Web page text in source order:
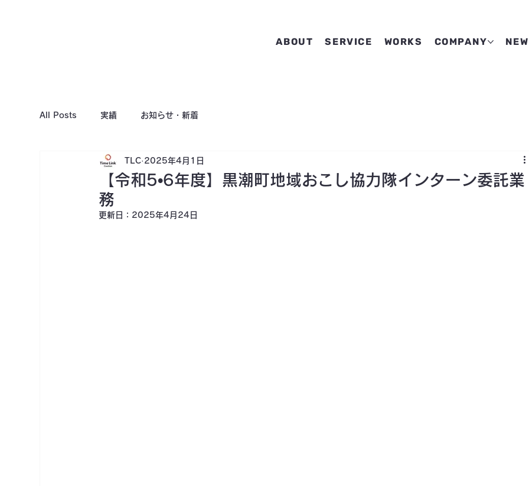
ABOUT SERVICE WORKS COMPANY
All Posts 実績 お知らせ・新着
【令和5•6年度】黒潮町地域おこし協力隊インターン委託業
務
TLC 2025年4月1日
更新日： 2025年4月24日